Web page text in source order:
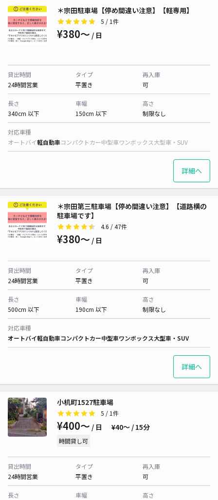
＊宗田駐車場【停め間違い注意】【軽専用】
5 / 1件
¥380〜 / 日
貸出時間
24時間営業
タイプ
平置き
再入庫
可
長さ
340cm 以下
車幅
150cm 以下
高さ
制限なし
対応車種
オートバイ軽自動車コンパクトカー中型車ワンボックス大型車・SUV
詳細へ
＊宗田第三駐車場【停め間違い注意】【道路横の
駐車場です】
4.6 / 47件
¥380〜 / 日
貸出時間
24時間営業
タイプ
平置き
再入庫
可
長さ
500cm 以下
車幅
190cm 以下
高さ
制限なし
対応車種
オートバイ軽自動車コンパクトカー中型車ワンボックス大型車・SUV
詳細へ
小机町1527駐車場
5 / 1件
¥400〜 / 日 ¥40〜 / 15分
時間貸し可
貸出時間
24時間営業
タイプ
平置き
再入庫
可
長さ
車幅
高さ